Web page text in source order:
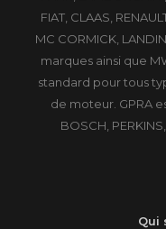
FIAT, CLAAS,
MC CORMICK,
marques ainsi que
standard pour tous
de moteur. GPRA
BOSCH,
Qui